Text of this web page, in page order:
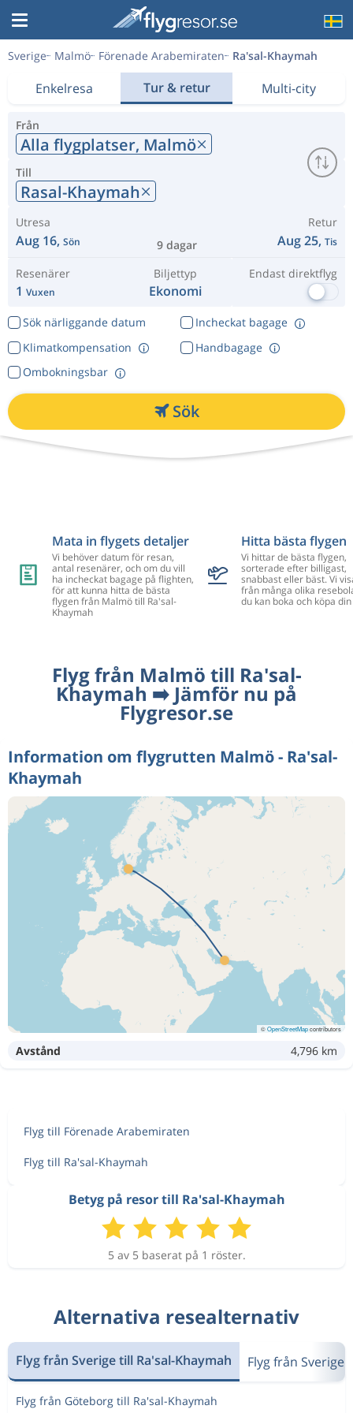
Sverige Malmö Förenade Arabemiraten Ra'sal-Khaymah
Enkelresa Tur & retur Multi-city
Från
Alla flygplatser, Malmö
Till
Rasal-Khaymah
Utresa
Aug 16, Sön 9 dagar
Retur
Aug 25, Tis
Resenärer
1 Vuxen
Biljettyp
Ekonomi
Endast direktflyg
Sök närliggande datum
Incheckat bagage
Klimatkompensation
Ombokningsbar
Handbagage
Sök
Mata in flygets detaljer
Vi behöver datum för resan,
antal resenärer, och om du vill
ha incheckat bagage på flighten,
för att kunna hitta de bästa
flygen från Malmö till Ra'sal-
Khaymah
Hitta bästa flygen
Vi hittar de bästa flygen,
sorterade efter billigast,
snabbast eller bäst. Vi
från många olika
du kan boka och köpa
Flyg från Malmö till Ra'sal-
Khaymah ➡️ Jämför nu på
Flygresor.se
Information om flygrutten Malmö - Ra'sal-
Khaymah
©OpenStreetMapcontributors
Avstånd 4,796 km
Flyg till Förenade Arabemiraten
Flyg till Ra'sal-Khaymah
Betyg på resor till Ra'sal-Khaymah
5 av 5 baserat på 1 röster.
Alternativa resealternativ
Flyg från Sverige till Ra'sal-Khaymah Flyg från
Flyg från Göteborg till Ra'sal-Khaymah